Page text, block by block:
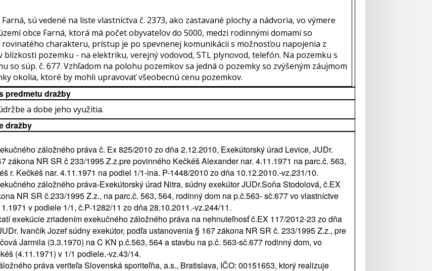
Farná, sú vedené na liste vlastníctva č. 2373, ako zastavané plochy a nádvoria, vo výmere
obce Farná, ktorá má počet obyvateľov do 5000, medzi rodinnými domami so
charakteru, prístup je po spevnenej komunikácii s možnosťou napojenia z
blízkosti pozemku - na elektriku, verejný vodovod, STL plynovod, telefón. Na pozemku s
so súp. č. 677. Vzhľadom na polohu pozemkov sa jedná o pozemky so zvýšeným záujmom
okolia, ktoré by mohli upravovať všeobecnú cenu pozemkov.
predmetu dražby
a dobe jeho využitia.
dražby
záložného práva č. Ex 825/2010 zo dňa 2.12.2010, Exekútorský úrad Levice, JUDr.
zákona NR SR č 233/1995 Z.z.pre povinného Kečkéš Alexander nar. 4.11.1971 na parc.č. 563,
r. Kečkéš nar. 4.11.1971 na podiel 1/1-ina. P-1448/2010 zo dňa 10.12.2010.-vz.231/10.
záložného práva-Exekútorský úrad Nitra, súdny exekútor JUDr.Soňa Stodolová, č.EX
NR SR č.233/1995 Z.z., na parc.č. 563, 564, rodinný dom na p.č.563- sč.677 vo vlastníctve
v podiele 1/1, č.P-1282/11 zo dňa 28.10.2011.-vz.244/11.
exekúcie zriadením exekučného záložného práva na nehnuteľnosť č.EX 117/2012-23 zo dňa
Ivančík Jozef súdny exekútor, podľa ustanovenia § 167 zákona NR SR č. 233/1995 Z.z., pre
Jarmila (3.3.1970) na C KN p.č.563, 564 a stavbu na p.č. 563-sč.677 rodinný dom, vo
(4.11.1971) v 1/1 podiele.-vz.43/14.
práva veriteľa Slovenská sporiteľňa, a.s., Bratislava, IČO: 00151653, ktorý realizuje